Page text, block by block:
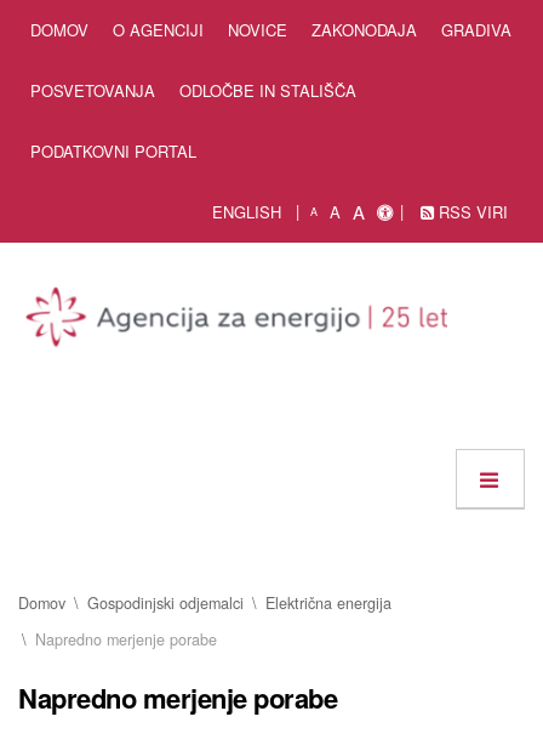
DOMOV O AGENCIJI NOVICE ZAKONODAJA GRADIVA
POSVETOVANJA ODLOČBE IN STALIŠČA
PODATKOVNI PORTAL
ENGLISH A A A RSS VIRI
Domov Gospodinjski odjemalci
Električna energija
Napredno merjenje porabe
Napredno merjenje porabe